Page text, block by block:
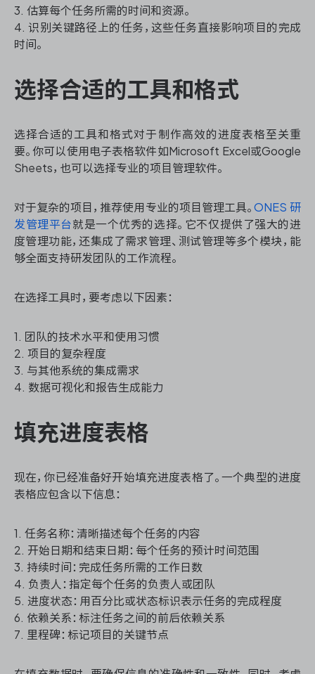
3. 估算每个任务所需的时间和资源。
4. 识别关键路径上的任务，这些任务直接影响项目的完成
时间。
选择合适的工具和格式
选择合适的工具和格式对于制作高效的进度表格至关重
要。你可以使用电子表格软件如Microsoft Excel或Google
Sheets，也可以选择专业的项目管理软件。
对于复杂的项目，推荐使用专业的项目管理工具。 ONES 研
发管理平台就是一个优秀的选择。它不仅提供了强大的进
度管理功能，还集成了需求管理、测试管理等多个模块，能
够全面支持研发团队的工作流程。
在选择工具时，要考虑以下因素：
1. 团队的技术水平和使用习惯
2. 项目的复杂程度
3. 与其他系统的集成需求
4. 数据可视化和报告生成能力
填充进度表格
现在，你已经准备好开始填充进度表格了。一个典型的进度
表格应包含以下信息：
1. 任务名称：清晰描述每个任务的内容
2. 开始日期和结束日期：每个任务的预计时间范围
3. 持续时间：完成任务所需的工作日数
4. 负责人：指定每个任务的负责人或团队
5. 进度状态：用百分比或状态标识表示任务的完成程度
6. 依赖关系：标注任务之间的前后依赖关系
7. 里程碑：标记项目的关键节点